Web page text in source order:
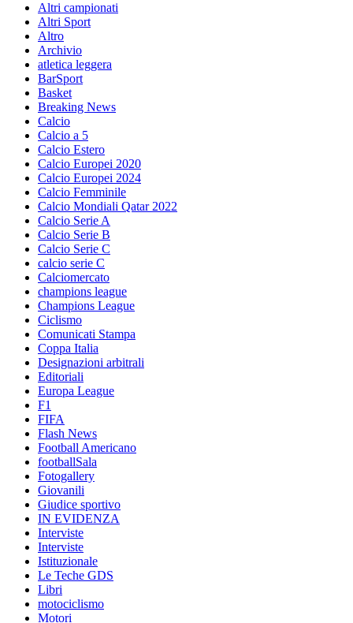
Altri campionati
Altri Sport
Altro
Archivio
atletica leggera
BarSport
Basket
Breaking News
Calcio
Calcio a 5
Calcio Estero
Calcio Europei 2020
Calcio Europei 2024
Calcio Femminile
Calcio Mondiali Qatar 2022
Calcio Serie A
Calcio Serie B
Calcio Serie C
calcio serie C
Calciomercato
champions league
Champions League
Ciclismo
Comunicati Stampa
Coppa Italia
Designazioni arbitrali
Editoriali
Europa League
F1
FIFA
Flash News
Football Americano
footballSala
Fotogallery
Giovanili
Giudice sportivo
IN EVIDENZA
Interviste
Interviste
Istituzionale
Le Teche GDS
Libri
motociclismo
Motori